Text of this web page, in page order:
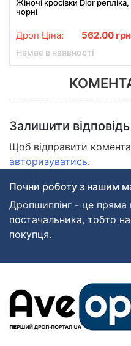
Жіночі кросівки Dior репліка,
чорні
Дроп Ціна: 562.00 грн
Немає в наявності
Залишити відповідь
Щоб відправити
авторизуватись.
Почни роботу з нашим
Дропшиппінг - це пряма
постачальника, тобто
покупця.